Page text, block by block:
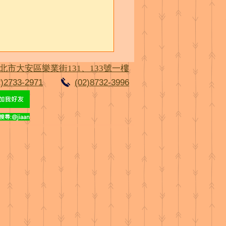
點內容
市大安區樂業街131、133號一樓
2971
(02)8732-3996
尋:@jiaan